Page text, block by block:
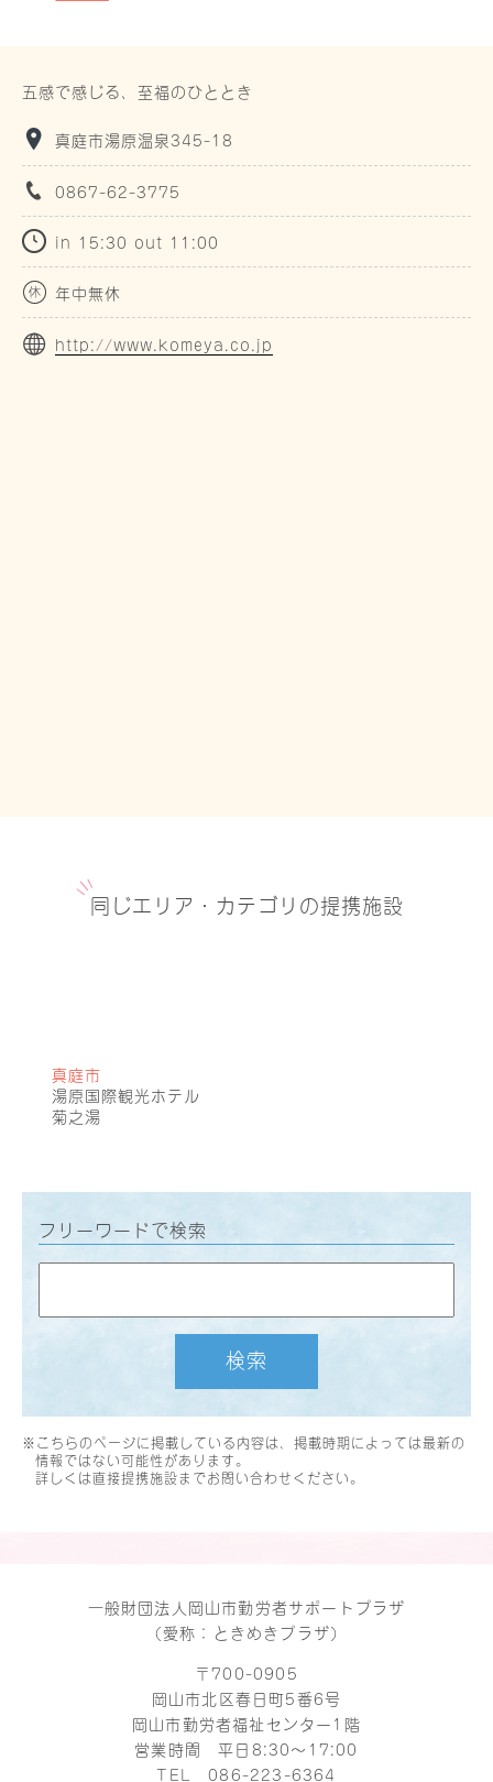
五感で感じる、至福のひととき
真庭市湯原温泉345-18
0867-62-3775
in 15:30 out 11:00
年中無休
http://www.komeya.co.jp
同じエリア・カテゴリの提携施設
真庭市
湯原国際観光ホテル
菊之湯
フリーワードで検索
検索
※こちらのページに掲載している内容は、掲載時期によっては最新の
情報ではない可能性があります。
詳しくは直接提携施設までお問い合わせください。
一般財団法人岡山市勤労者サポートプラザ
（愛称：ときめきプラザ）
〒700-0905
岡山市北区春日町5番6号
岡山市勤労者福祉センター1階
営業時間 平日8:30～17:00
TEL086-223-6364